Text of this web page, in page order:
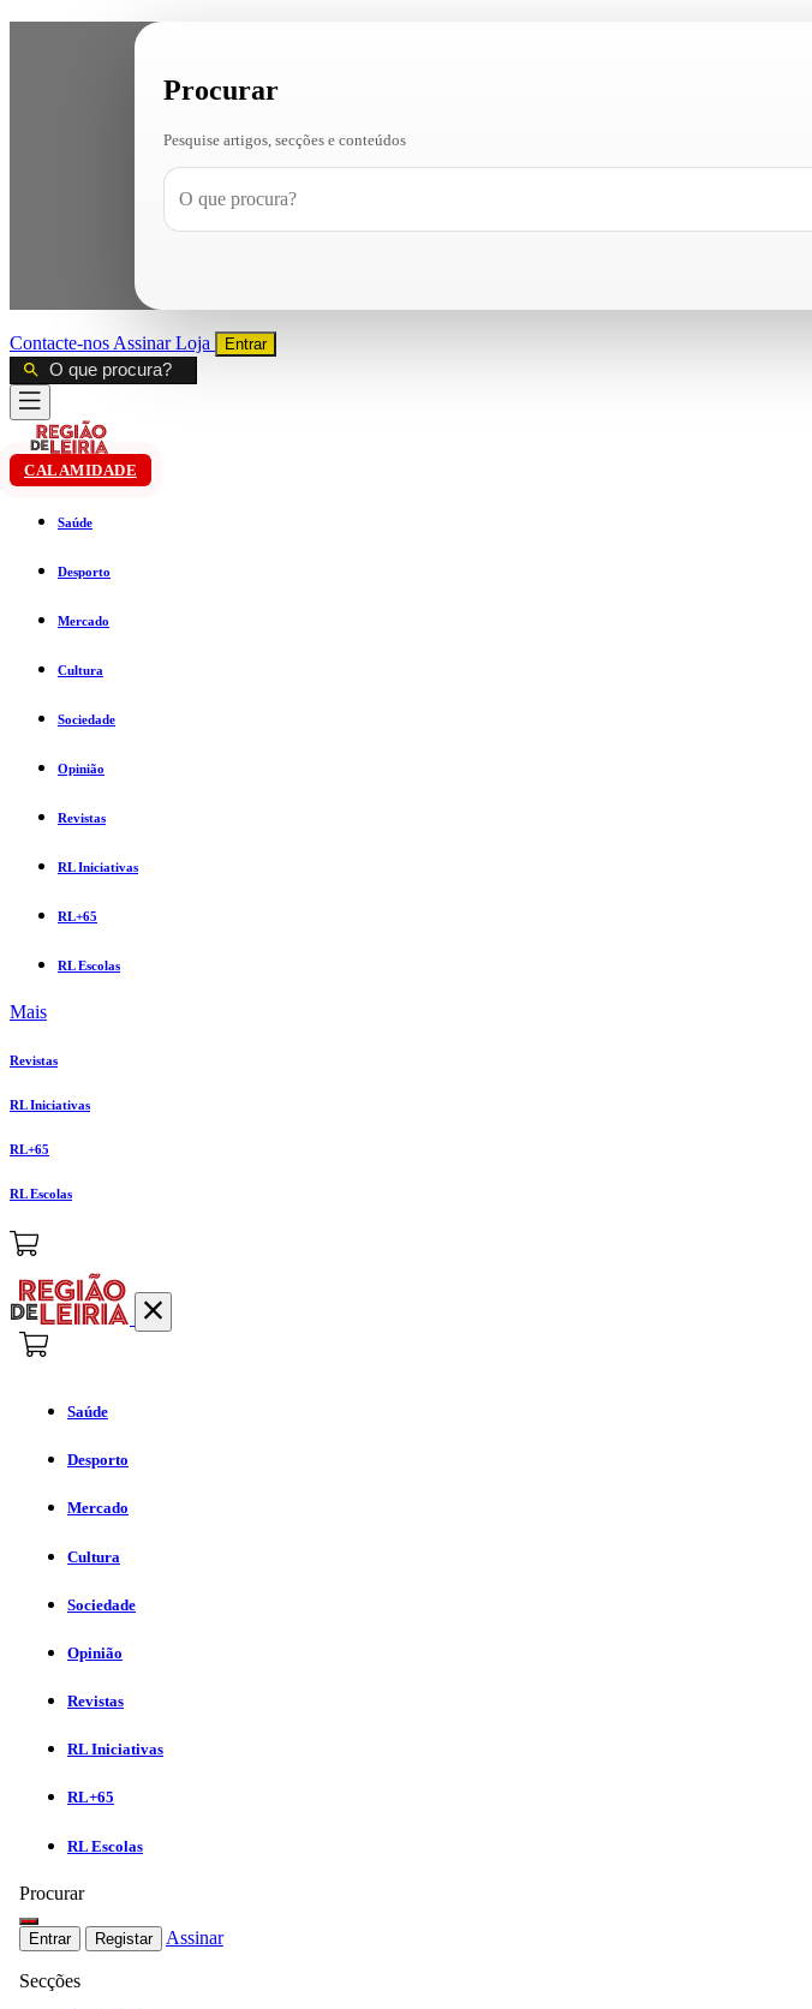
Procurar
Pesquise artigos, secções e conteúdos
Contacte-nos AssinarLoja Entrar
CALAMIDADE
Saúde
Desporto
Mercado
Cultura
Sociedade
Opinião
Revistas
RL Iniciativas
RL+65
RL Escolas
Mais
Revistas
RL Iniciativas
RL+65
RL Escolas
Saúde
Desporto
Mercado
Cultura
Sociedade
Opinião
Revistas
RL Iniciativas
RL+65
RL Escolas
Procurar
Entrar Registar Assinar
Secções